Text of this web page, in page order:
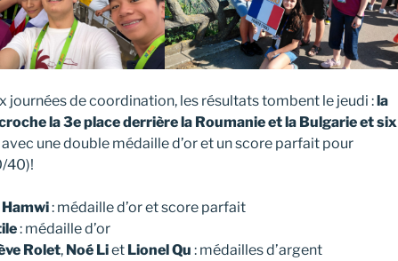
journées de coordination, les résultats tombent le jeudi :la
la 3e place derrière la Roumanie et la Bulgarie et six
avec une double médaille d’or et un score parfait pour
40)!
: médaille d’or et score parfait
: médaille d’or
Rolet, Noé Liet Lionel Qu : médailles d’argent